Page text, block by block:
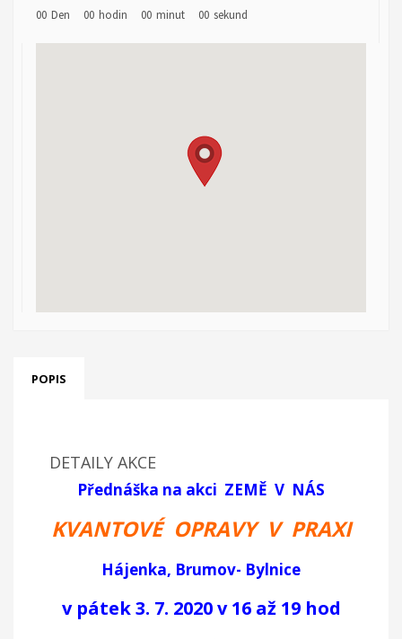
00 Den 00 hodin 00 minut 00 sekund
POPIS
DETAILY AKCE
Přednáška na akci ZEMĚ V NÁS
KVANTOVÉ OPRAVY V PRAXI
Hájenka, Brumov- Bylnice
v pátek 3. 7. 2020 v16 až 19 hod